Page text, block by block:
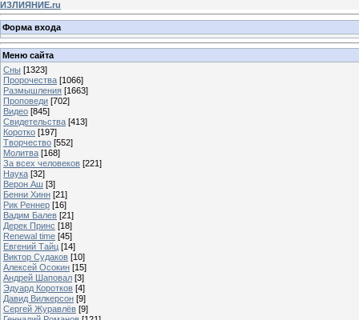
ИЗЛИЯНИЕ.ru
Форма входа
Меню сайта
Сны [1323]
Пророчества [1066]
Размышления [1663]
Проповеди [702]
Видео [845]
Свидетельства [413]
Коротко [197]
Творчество [552]
Молитва [168]
За всех человеков [221]
Наука [32]
Верон Аш [3]
Бенни Хинн [21]
Рик Реннер [16]
Вадим Балев [21]
Дерек Принс [18]
Renewal time [45]
Евгений Тайц [14]
Виктор Судаков [10]
Алексей Осокин [15]
Андрей Шаповал [3]
Эдуард Коротков [4]
Давид Вилкерсон [9]
Сергей Журавлёв [9]